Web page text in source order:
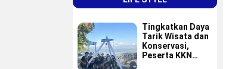
Tingkatkan Daya
Tarik Wisata dan
Konservasi,
Peserta KKN